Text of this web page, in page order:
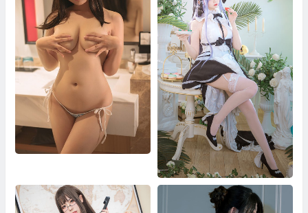
小野寺地瓜写真合集